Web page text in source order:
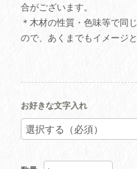
合がございます。
＊木材の性質・色味等で同
ので、あくまでもイメージ
お好きな文字入れ